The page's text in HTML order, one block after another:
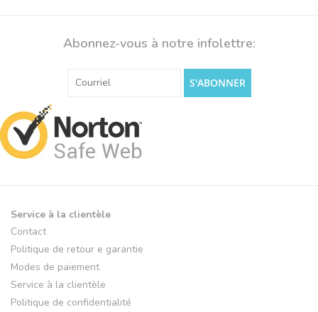
Abonnez-vous à notre infolettre:
S'ABONNER
Service à la clientèle
Contact
Politique de retour e garantie
Modes de paiement
Service à la clientèle
Politique de confidentialité